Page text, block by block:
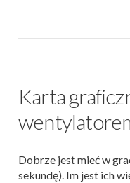
Karta
Dobrze jest mieć w
sekundę). Im jest ich